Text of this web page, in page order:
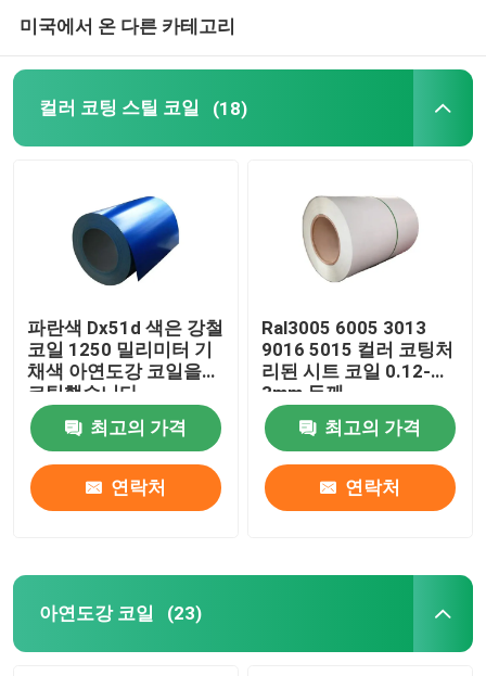
탄소강관
미국에서 온 다른 카테고리
컬러 코팅 스틸 코일 (18)
파란색 Dx51d 색은 강철
코일 1250 밀리미터 기
채색 아연도강 코일을
코팅했습니다
최고의 가격
연락처
Ral3005 6005 3013
9016 5015 컬러 코팅처
리된 시트 코일 0.12-
3mm 두께
최고의 가격
연락처
아연도강 코일 (23)